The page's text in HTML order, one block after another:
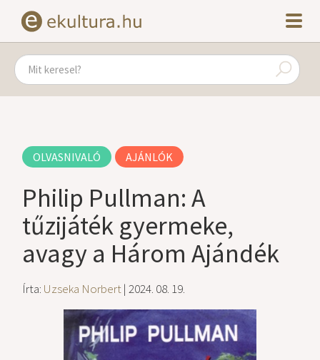
OLVASNIVALÓ AJÁNLÓK
Philip Pullman: A
tűzijáték gyermeke,
avagy a Három Ajándék
Írta: Uzseka Norbert| 2024. 08. 19.